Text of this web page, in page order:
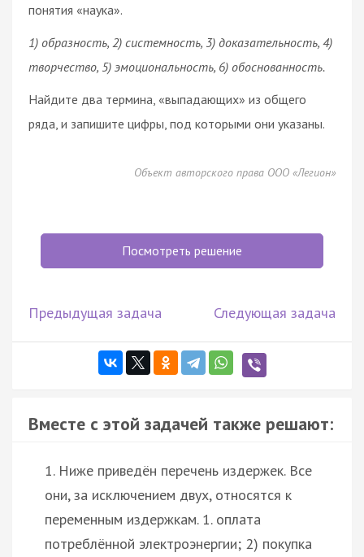
понятия «наука».
1) образность, 2) системность, 3) доказательность, 4)
творчество, 5) эмоциональность, 6) обоснованность.
Найдите два термина, «выпадающих» из общего
ряда, и запишите цифры, под которыми они указаны.
Объект авторского права ООО «Легион»
Посмотреть решение
Предыдущая задача Следующая задача
Вместе с этой задачей также решают:
1. Ниже приведён перечень издержек. Все
они, за исключением двух, относятся к
переменным издержкам. 1. оплата
потреблённой электроэнергии; 2) покупка